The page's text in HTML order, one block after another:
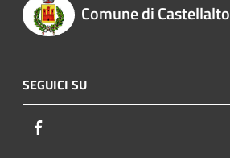
Comune di Castellalto
SEGUICI SU